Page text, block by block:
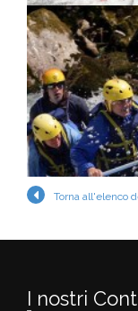
Torna all'elenco
I nostri